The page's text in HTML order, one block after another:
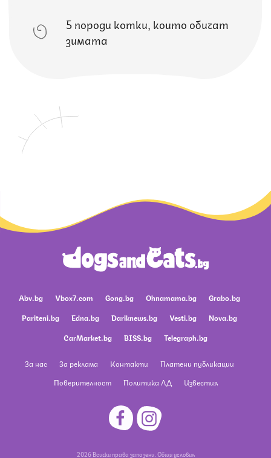
5 породи котки, които обичат
зимата
Abv.bg Vbox7.com Gong.bg Ohnamama.bg
Grabo.bg
Pariteni.bg
Edna.bg Dariknews.bg Vesti.bg
Nova.bg
CarMarket.bg
BISS.bg Telegraph.bg
За нас За реклама Контакти
Платени публикации
Поверителност
Политика ЛД Известия
2026 Всички права запазени. Общи условия